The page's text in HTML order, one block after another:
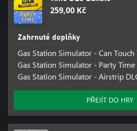
259,00 Kč
Zahrnuté doplňky
Gas Station Simulator - Can Touch
Gas Station Simulator - Party Time
Gas Station Simulator - Airstrip
PŘEJÍT DO HRY